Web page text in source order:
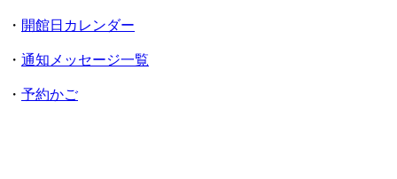
・ 開館日カレンダー
・ 通知メッセージ一覧
・ 予約かご